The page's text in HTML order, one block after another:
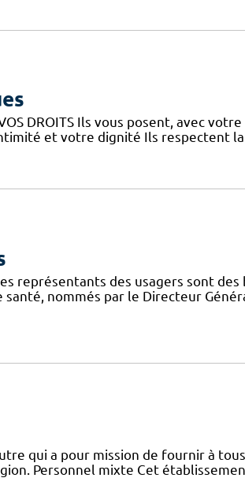
VOS DROITS Ils vous posent, avec
et votre dignité Ils respectent
Les représentants des usagers sont
santé, nommés par le Directeur
qui a pour mission de fournir à
Personnel mixte Cet